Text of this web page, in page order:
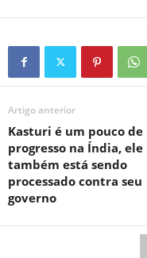
Artigo anterior
Kasturi é um pouco de
progresso na Índia, ele
também está sendo
processado contra seu
governo